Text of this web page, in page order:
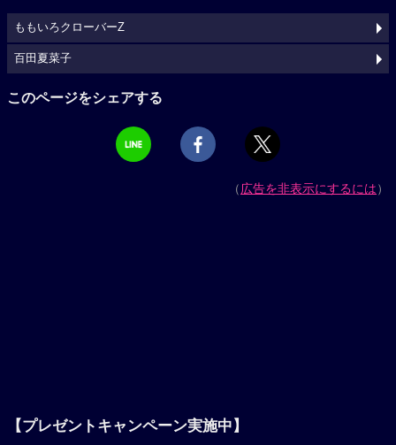
ももいろクローバーZ
百田夏菜子
このページをシェアする
（広告を非表示にするには）
【プレゼントキャンペーン実施中】